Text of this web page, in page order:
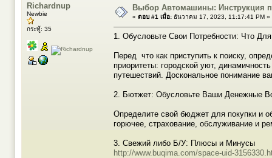
Richardnup
Newbie
กระทู้: 35
Выбор Автомашины: Инструкция
« ตอบ #1 เมื่อ: ธันวาคม 17, 2023, 11:17:41 PM »
1. Обусловьте Свои Потребности: Что
Перед что как приступить к поиску,
приоритеты: городской уют,
путешествий. Доскональное понимание
2. Бютжет: Обусловьте Ваши Денежные
Определите свой бюджет для покупки и
горючее, страхование, обслуживание и
3. Свежий либо Б/У: Плюсы и Минусы
http://www.buqima.com/space-uid-